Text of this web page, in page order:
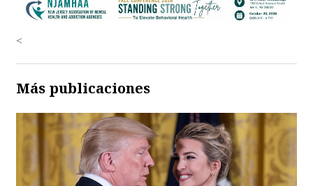
<
Más publicaciones